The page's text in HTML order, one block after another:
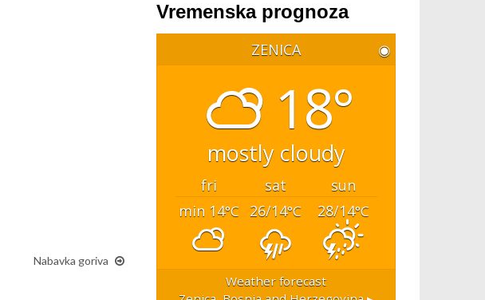
Nabavka goriva
Vremenska prognoza
ZENICA ◉
18°
mostly cloudy
fri sat
sun
min 14°C 26/14°C 28/14°C
Weather forecast